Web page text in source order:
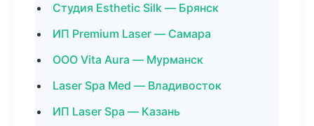
Студия Esthetic Silk — Брянск
ИП Premium Laser — Самара
ООО Vita Aura — Мурманск
Laser Spa Med — Владивосток
ИП Laser Spa — Казань